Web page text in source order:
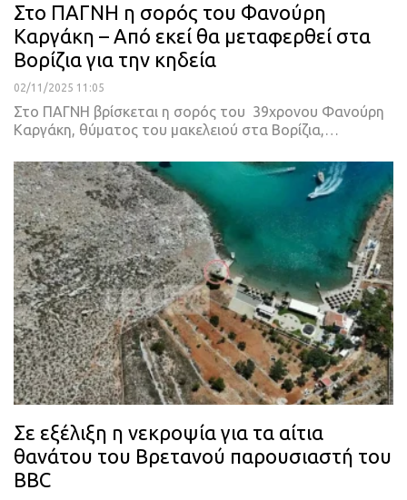
Στο ΠΑΓΝΗ η σορός του Φανούρη
Καργάκη – Από εκεί θα μεταφερθεί στα
Βορίζια για την κηδεία
02/11/2025 11:05
Στο ΠΑΓΝΗ βρίσκεται η σορός του 39χρονου Φανούρη
Καργάκη, θύματος του μακελειού στα Βορίζια,…
Σε εξέλιξη η νεκροψία για τα αίτια
θανάτου του Βρετανού παρουσιαστή του
BBC